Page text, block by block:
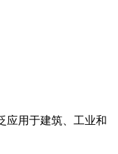
应用于建筑、工业和